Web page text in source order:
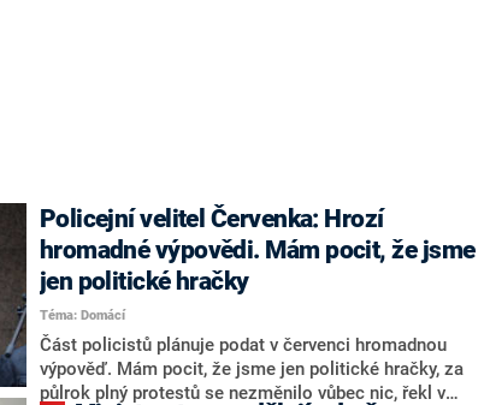
Policejní velitel Červenka: Hrozí
hromadné výpovědi. Mám pocit, že jsme
jen politické hračky
Téma: Domácí
Část policistů plánuje podat v červenci hromadnou
výpověď. Mám pocit, že jsme jen politické hračky, za
půlrok plný protestů se nezměnilo vůbec nic, řekl v